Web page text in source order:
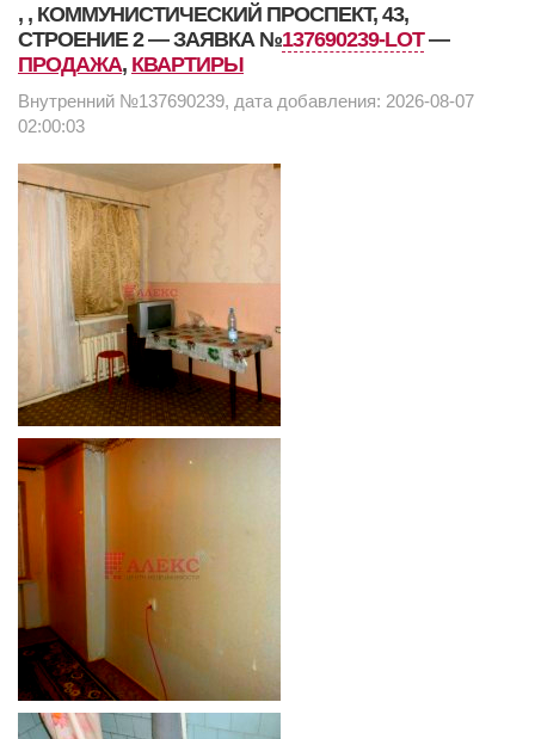
, , КОММУНИСТИЧЕСКИЙ ПРОСПЕКТ, 43,
СТРОЕНИЕ 2 — ЗАЯВКА №137690239-LOT—
ПРОДАЖА, КВАРТИРЫ
Внутренний №137690239, дата добавления: 2026-08-07
02:00:03